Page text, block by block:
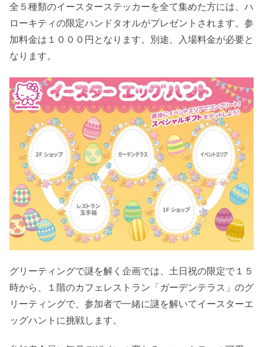
全５種類のイースターステッカーを全て集めた方には、ハ
ローキティの限定ハンドタオルがプレゼントされます。参
加料金は１０００円となります。別途、入場料金が必要と
なります。
グリーティングで謎を解く企画では、土日祝の限定で１５
時から、１階のカフェレストラン「ガーデンテラス」のグ
リーティングで、参加者で一緒に謎を解いてイースターエ
ッグハントに挑戦します。